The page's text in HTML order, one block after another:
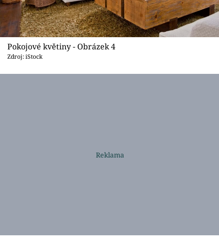
Pokojové květiny - Obrázek 4
Zdroj: iStock